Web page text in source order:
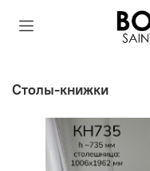
Столы-книжки